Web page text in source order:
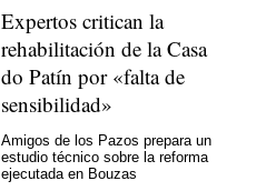
Expertos critican la
rehabilitación de la Casa
do Patín por «falta de
sensibilidad»
Amigos de los Pazos prepara un
estudio técnico sobre la reforma
ejecutada en Bouzas